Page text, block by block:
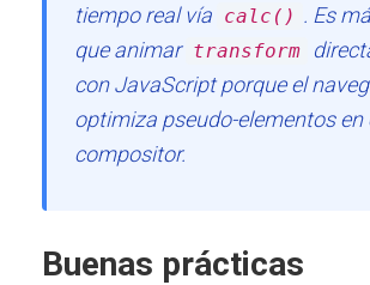
tiempo real vía calc() . Es
que animar transform
con JavaScript porque el
optimiza pseudo-elementos en
compositor.
Buenas prácticas